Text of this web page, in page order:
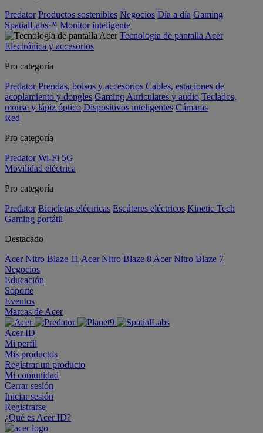
Predator Productos sostenibles Negocios Día a día Gaming
SpatialLabs™ Monitor inteligente
Tecnología de pantalla Acer
Electrónica y accesorios
Pro categoría
Predator Prendas, bolsos y accesorios Cables, estaciones de
acoplamiento y dongles Gaming Auriculares y audio Teclados,
mouse y lápiz óptico Dispositivos inteligentes Cámaras
Red
Pro categoría
Predator Wi-Fi 5G
Movilidad eléctrica
Pro categoría
Predator Bicicletas eléctricas Escúteres eléctricos Kinetic Tech
Gaming portátil
Destacado
Acer Nitro Blaze 11 Acer Nitro Blaze 8 Acer Nitro Blaze 7
Negocios
Educación
Soporte
Eventos
Marcas de Acer
Acer ID
Mi perfil
Mis productos
Registrar un producto
Mi comunidad
Cerrar sesión
Iniciar sesión
Registrarse
¿Qué es Acer ID?